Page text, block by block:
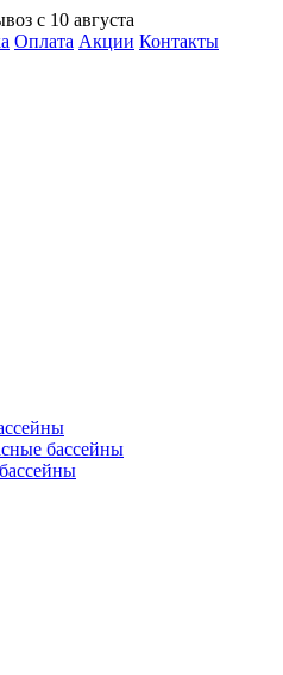
с 10 августа
Оплата Акции Контакты
бассейны